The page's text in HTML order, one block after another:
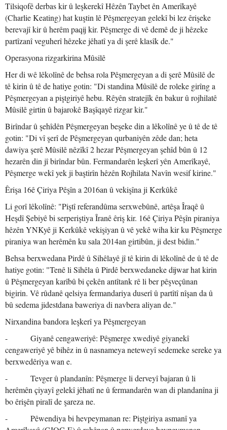
Tilsiqofê derbas kir û leşkerekî Hêzên Taybet ên Amerîkayê
(Charlie Keating) hat kuştin lê Pêşmergeyan gelekî bi lez êrişeke
berevajî kir û herêm paqij kir. Pêşmerge di vê demê de ji hêzeke
partîzanî veguherî hêzeke jêhatî ya di şerê klasîk de."
Operasyona rizgarkirina Mûsilê
Her di wê lêkolînê de behsa rola Pêşmergeyan a di şerê Mûsilê de
tê kirin û tê de hatiye gotin: "Di standina Mûsilê de roleke girîng a
Pêşmergeyan a piştgiriyê hebu. Rêyên stratejîk ên bakur û rojhilatê
Mûsilê girtin û bajarokê Başîqayê rizgar kir."
Birîndar û şehîdên Pêşmergeyan beşeke din a lêkolînê ye û tê de tê
gotin: "Di vî şerî de Pêşmergeyan qurbaniyên zêde dan; heta
dawiya şerê Mûsilê nêzîkî 2 hezar Pêşmergeyan şehîd bûn û 12
hezarên din jî birîndar bûn. Fermandarên leşkerî yên Amerîkayê,
Pêşmerge wekî yek ji baştirîn hêzên Rojhilata Navîn wesif kirine."
Êrişa 16ê Çiriya Pêşîn a 2016an û vekişîna ji Kerkûkê
Li gorî lêkolînê: "Piştî referandûma serxwebûnê, artêşa Îraqê û
Heşdî Şebiyê bi serperiştiya Îranê êriş kir. 16ê Çiriya Pêşîn piraniya
hêzên YNKyê ji Kerkûkê vekişiyan û vê yekê wiha kir ku Pêşmerge
piraniya wan herêmên ku sala 2014an girtibûn, ji dest bidin."
Behsa berxwedana Pirdê û Sihêlayê jî tê kirin di lêkolînê de û tê de
hatiye gotin: "Tenê li Sihêla û Pirdê berxwedaneke dijwar hat kirin
û Pêşmergeyan karîbû bi çekên antîtank rê li ber pêşveçûnan
bigirin. Vê rûdanê qelsiya fermandariya duserî û partîtî nîşan da û
bû sedema jidestdana baweriya di navbera aliyan de."
Nirxandina bandora leşkerî ya Pêşmergeyan
- Giyanê cengaweriyê: Pêşmerge xwediyê giyanekî
cengaweriyê yê bihêz in û nasnameya neteweyî sedemeke sereke ya
berxwedêriya wan e.
- Tevger û plandanîn: Pêşmerge li derveyî bajaran û li
herêmên çiyayî gelekî jêhatî ne û fermandarên wan di plandanîna ji
bo êrişên piralî de şareza ne.
- Pêwendiya bi hevpeymanan re: Piştgiriya asmanî ya